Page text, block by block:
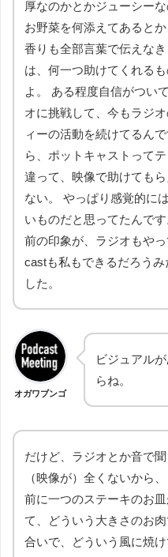
厚なのかとかジューシー
お野菜を何添えてあると
香りも全部言葉で伝えな
は、何一つ助けてくれる
よ。 ある程度自信がつい
オに挑戦して、今もラジ
ィーの活動を続けてるん
ら、ポットキャストって
違って、映像で助けても
ない。 やっぱり感覚的に
いものだと思ってたんで
前の印象が、ラジオもや
castも私もできるだろうみ
した。
オガワブンゴ
ビジュアル
らね。
だけど、ラジオとか音で聞
（映像が）全くないから
前に一つのステーキのお
て、どういう大きさのお
合いで、どういう風に焼